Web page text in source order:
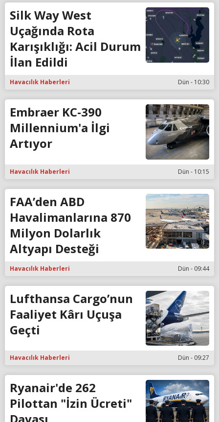
Silk Way West
Uçağında Rota
Karışıklığı: Acil Durum
İlan Edildi
Havacılık Haberleri Dün - 10:30
Embraer KC-390
Millennium'a İlgi
Artıyor
Havacılık Haberleri Dün - 10:15
FAA’den ABD
Havalimanlarına 870
Milyon Dolarlık
Altyapı Desteği
Havacılık Haberleri Dün - 09:44
Lufthansa Cargo’nun
Faaliyet Kârı Uçuşa
Geçti
Havacılık Haberleri Dün - 09:27
Ryanair'de 262
Pilottan "İzin Ücreti"